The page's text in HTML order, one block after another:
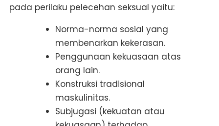
pada perilaku pelecehan seksual yaitu:
Norma-norma sosial yang
membenarkan kekerasan.
Penggunaan kekuasaan atas
orang lain.
Konstruksi tradisional
maskulinitas.
Subjugasi (kekuatan atau